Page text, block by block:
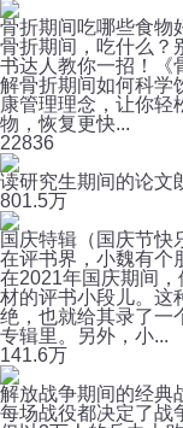
骨折期间吃哪些食物
骨折期间，吃什么？
书达人教你一招！《
解骨折期间如何科学
康管理理念，让你轻
物，恢复更快...
22836
读研究生期间的论文
801.5万
国庆特辑（国庆节快
在评书界，小魏有个
在2021年国庆期间
材的评书小段儿。这
绝，也就给其录了一
专辑里。另外，小...
141.6万
解放战争期间的经典
每场战役都决定了战